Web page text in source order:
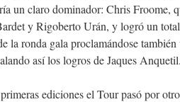
un claro dominador: Chris Froome,
y Rigoberto Urán, y logró un
la ronda gala proclamándose
así los logros de Jaques Anquetil.
ediciones el Tour pasó por